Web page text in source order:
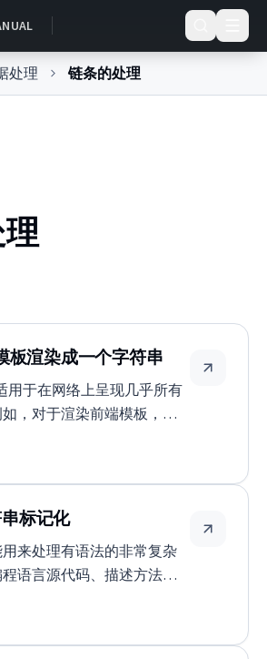
处理 链条的处理
板渲染成一个字符串
用于在网络上呈现几乎所有
，对于渲染前端模板，
渲染电子邮件模板，Latte
，我们如何确保将一个特定
成一个可以通过电子邮件发
易。 $latte = new Engine();
StringLoader());
我的名字是。
标记化
来处理有语法的非常复杂
语言源代码、描述方法的
这些复杂的字符串形式包
们只需在较小的块中处理